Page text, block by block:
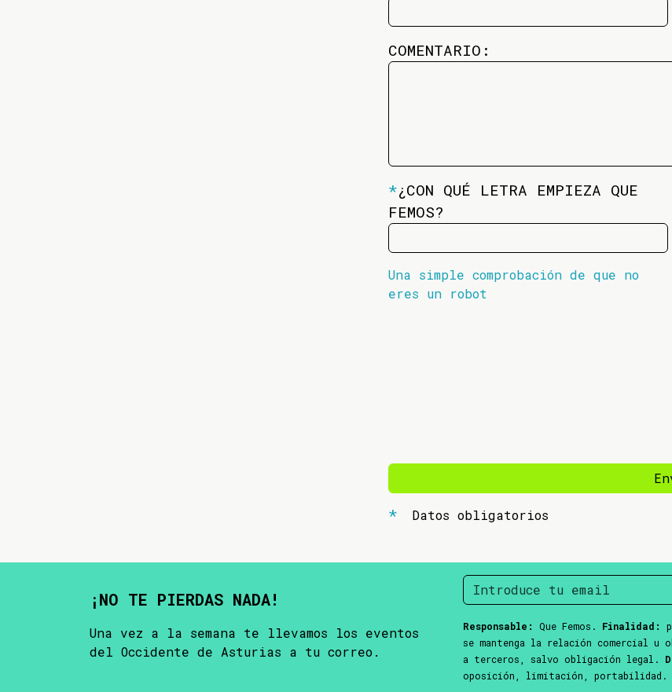
COMENTARIO:
*¿CON QUÉ LETRA EMPIEZA QUE
FEMOS?
Una simple comprobación de que no
eres un robot
Datos obligatorios
¡NO TE PIERDAS NADA!
Una vez a la semana te llevamos los eventos
del Occidente de Asturias a tu correo.
Responsable: Que Femos. Finalidad:
se mantenga la relación comercial u
a terceros, salvo obligación legal.
oposición, limitación, portabilidad.